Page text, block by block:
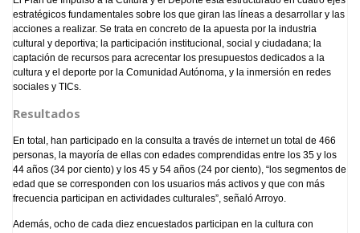
estratégicos fundamentales sobre los que giran las líneas a desarrollar y las
acciones a realizar. Se trata en concreto de la apuesta por la industria
cultural y deportiva; la participación institucional, social y ciudadana; la
captación de recursos para acrecentar los presupuestos dedicados a la
cultura y el deporte por la Comunidad Autónoma, y la inmersión en redes
sociales y TICs.
Resultados
En total, han participado en la consulta a través de internet un total de 466
personas, la mayoría de ellas con edades comprendidas entre los 35 y los
44 años (34 por ciento) y los 45 y 54 años (24 por ciento), “los segmentos de
edad que se corresponden con los usuarios más activos y que con más
frecuencia participan en actividades culturales”, señaló Arroyo.
Además, ocho de cada diez encuestados participan en la cultura con